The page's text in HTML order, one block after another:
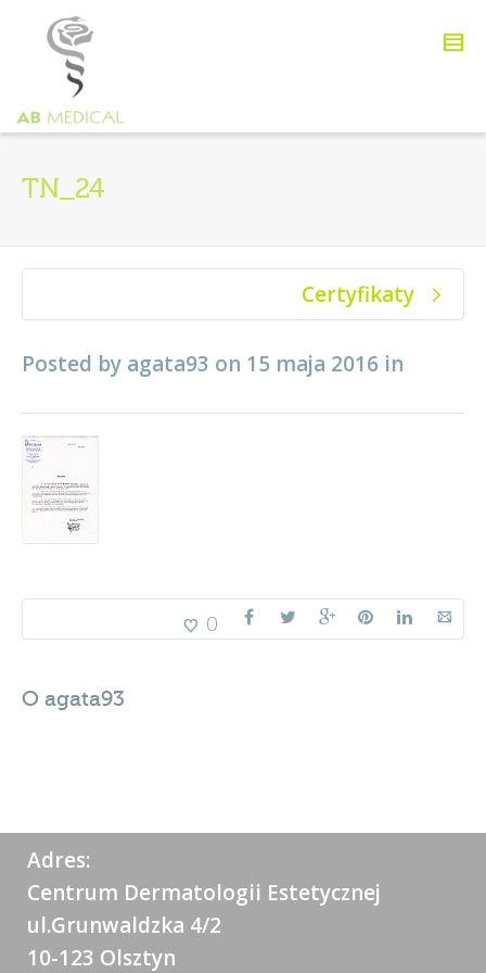
TN_24
Certyfikaty
Posted by agata93 on 15 maja 2016 in
0
O agata93
Adres:
Centrum Dermatologii Estetycznej
ul.Grunwaldzka 4/2
10-123 Olsztyn